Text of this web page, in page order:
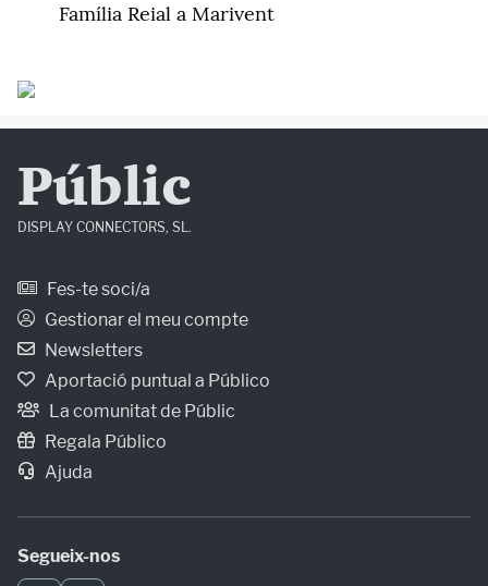
Família Reial a Marivent
Públic
DISPLAY CONNECTORS, SL.
Fes-te soci/a
Gestionar el meu compte
Newsletters
Aportació puntual a Público
La comunitat de Públic
Regala Público
Ajuda
Segueix-nos